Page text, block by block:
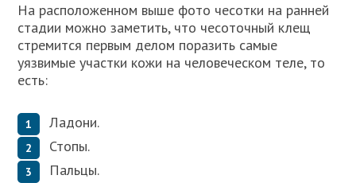
На расположенном выше фото чесотки на ранней
стадии можно заметить, что чесоточный клещ
стремится первым делом поразить самые
уязвимые участки кожи на человеческом теле, то
есть:
Ладони.
Стопы.
Пальцы.